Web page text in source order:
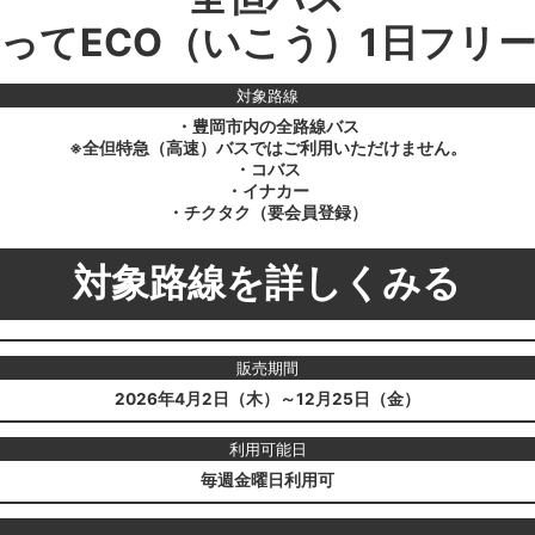
てECO（いこう）1日フリ
対象路線
・豊岡市内の全路線バス
※全但特急（高速）バスではご利用いただけません。
・コバス
・イナカー
・チクタク（要会員登録）
対象路線を詳しくみる
販売期間
2026年4月2日（木）～12月25日（金）
利用可能日
毎週金曜日利用可